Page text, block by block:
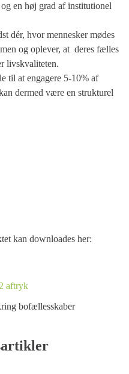
en høj grad af institutionel
dér, hvor mennesker mødes
og oplever, at deres fælles
livskvaliteten.
til at engagere 5-10% af
dermed være en strukturel
kan downloades her:
aftryk
bofællesskaber